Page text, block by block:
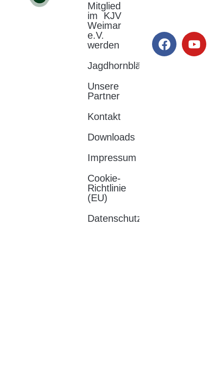
Mitglied
im KJV
Weimar
e.V.
werden
Jagdhornbläser
Unsere
Partner
Kontakt
Downloads
Impressum
Cookie-
Richtlinie
(EU)
Datenschutzerklärung